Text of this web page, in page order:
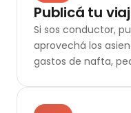
Publicá tu
Si sos conductor,
aprovechá los
gastos de nafta,